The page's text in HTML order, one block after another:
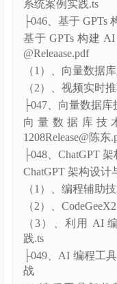
陈东.pdf
（2）、
系统案例实践.ts
├046、基于 GPTs
基于 GPTs 构建
@Releaase.pdf
（1）、向量数据
（2）、视频实时
├047、向量数据库
向量数据库技
1208Release@陈东
├048、ChatGPT
ChatGPT 架构设
（1）、编程辅助
（2）、
（3）、利用 AI
践.ts